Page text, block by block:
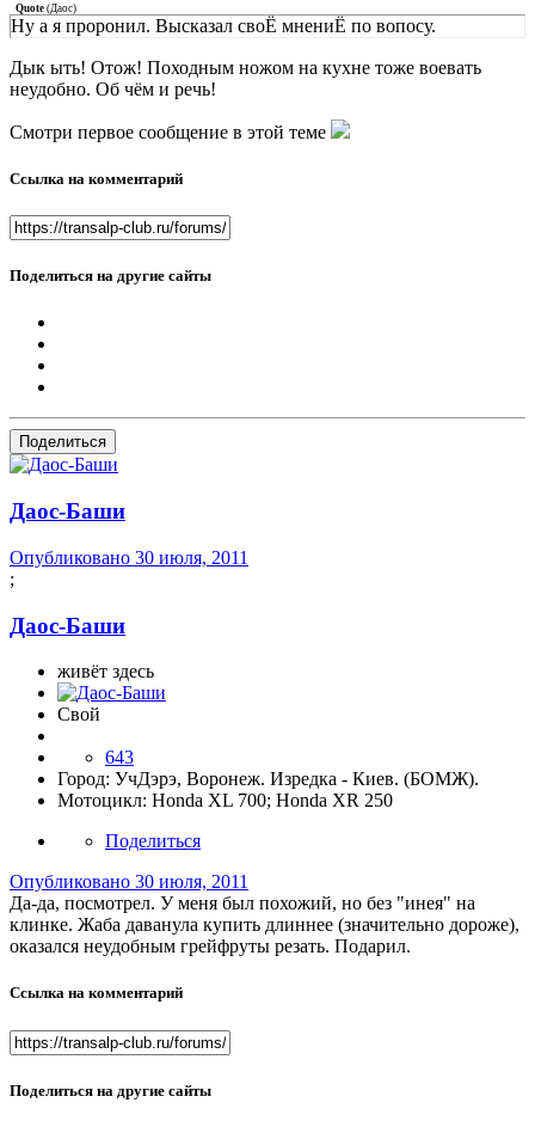
Quote (Даос)
Ну а я проронил. Высказал своЁ мнениЁ по вопосу.
Дык ыть! Отож! Походным ножом на кухне тоже воевать
неудобно. Об чём и речь!
Смотри первое сообщение в этой теме
Ссылка на комментарий
Поделиться на другие сайты
Поделиться
Даос-Баши
Опубликовано 30 июля, 2011
;
Даос-Баши
живёт здесь
Свой
643
Город: УчДэрэ, Воронеж. Изредка - Киев. (БОМЖ).
Мотоцикл: Honda XL 700; Honda XR 250
Поделиться
Опубликовано 30 июля, 2011
Да-да, посмотрел. У меня был похожий, но без "инея" на
клинке. Жаба даванула купить длиннее (значительно дороже),
оказался неудобным грейфруты резать. Подарил.
Ссылка на комментарий
Поделиться на другие сайты